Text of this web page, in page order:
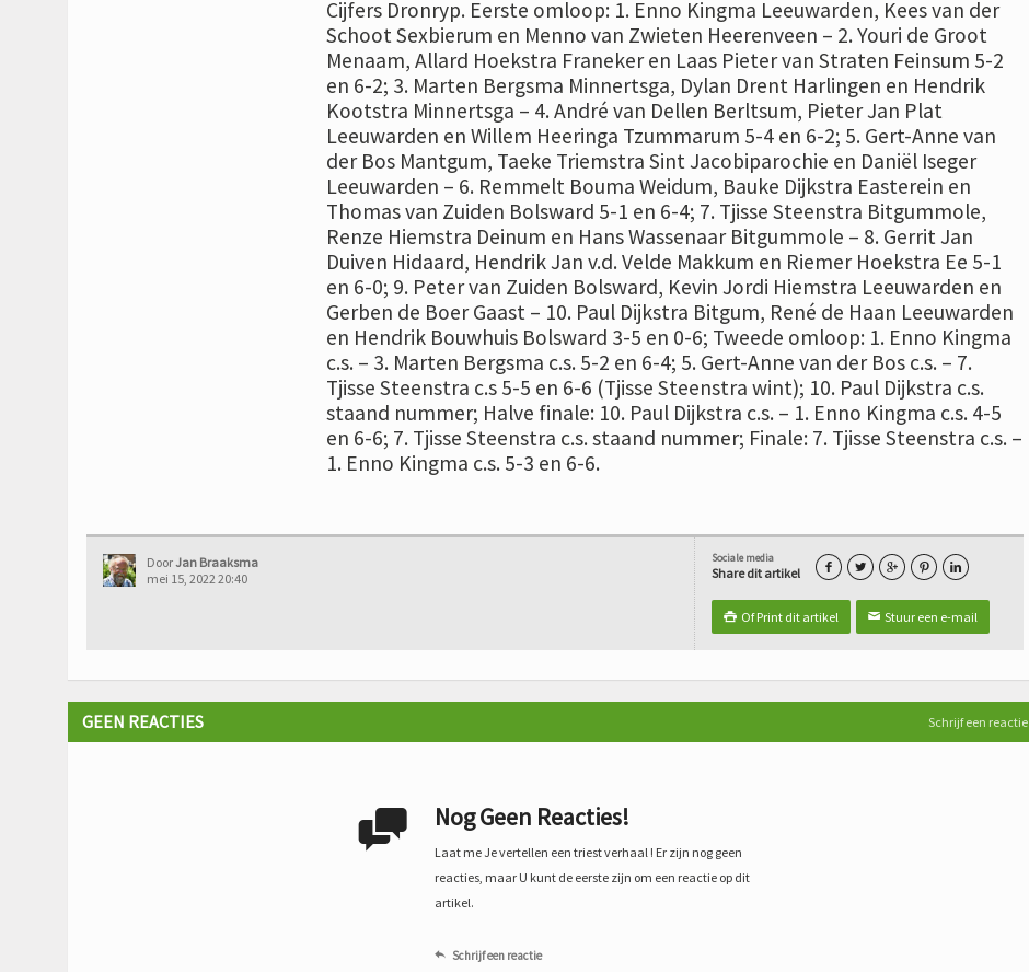
Cijfers Dronryp. Eerste omloop: 1. Enno Kingma Leeuwarden, Kees van der
Schoot Sexbierum en Menno van Zwieten Heerenveen – 2. Youri de Groot
Menaam, Allard Hoekstra Franeker en Laas Pieter van Straten Feinsum 5-2
en 6-2; 3. Marten Bergsma Minnertsga, Dylan Drent Harlingen en Hendrik
Kootstra Minnertsga – 4. André van Dellen Berltsum, Pieter Jan Plat
Leeuwarden en Willem Heeringa Tzummarum 5-4 en 6-2; 5. Gert-Anne van
der Bos Mantgum, Taeke Triemstra Sint Jacobiparochie en Daniël Iseger
Leeuwarden – 6. Remmelt Bouma Weidum, Bauke Dijkstra Easterein en
Thomas van Zuiden Bolsward 5-1 en 6-4; 7. Tjisse Steenstra Bitgummole,
Renze Hiemstra Deinum en Hans Wassenaar Bitgummole – 8. Gerrit Jan
Duiven Hidaard, Hendrik Jan v.d. Velde Makkum en Riemer Hoekstra Ee 5-1
en 6-0; 9. Peter van Zuiden Bolsward, Kevin Jordi Hiemstra Leeuwarden en
Gerben de Boer Gaast – 10. Paul Dijkstra Bitgum, René de Haan Leeuwarden
en Hendrik Bouwhuis Bolsward 3-5 en 0-6; Tweede omloop: 1. Enno Kingma
c.s. – 3. Marten Bergsma c.s. 5-2 en 6-4; 5. Gert-Anne van der Bos c.s. – 7.
Tjisse Steenstra c.s 5-5 en 6-6 (Tjisse Steenstra wint); 10. Paul Dijkstra c.s.
staand nummer; Halve finale: 10. Paul Dijkstra c.s. – 1. Enno Kingma c.s. 4-5
en 6-6; 7. Tjisse Steenstra c.s. staand nummer; Finale: 7. Tjisse Steenstra c.s. –
1. Enno Kingma c.s. 5-3 en 6-6.
Sociale media
Share dit artikel     
 Of Print dit artikel ✉ Stuur een e-mail
DoorJan Braaksma
mei 15, 2022 20:40
Schrijf een reactie
GEEN REACTIES
 Nog Geen Reacties!
Laat me Je vertellen een triest verhaal ! Er zijn nog geen
reacties, maar U kunt de eerste zijn om een reactie op dit
artikel.
 Schrijf een reactie